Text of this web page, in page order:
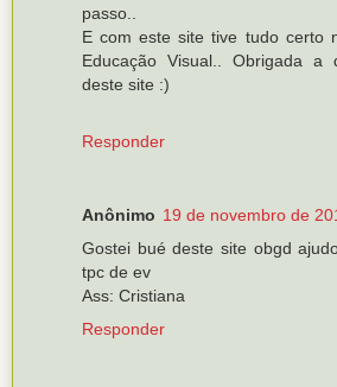
passo..
E com este site tive tudo certo
Educação Visual.. Obrigada
deste site :)
Responder
Anônimo 19 de novembro de
Gostei bué deste site obgd
tpc de ev
Ass: Cristiana
Responder